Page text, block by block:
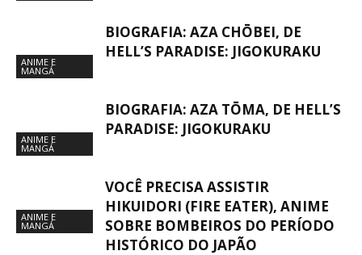
ANIME E
MANGÁ
BIOGRAFIA: AZA CHŌBEI, DE
HELL’S PARADISE: JIGOKURAKU
ANIME E
MANGÁ
BIOGRAFIA: AZA TŌMA, DE HELL’S
PARADISE: JIGOKURAKU
ANIME E
MANGÁ
VOCÊ PRECISA ASSISTIR
HIKUIDORI (FIRE EATER), ANIME
SOBRE BOMBEIROS DO PERÍODO
HISTÓRICO DO JAPÃO